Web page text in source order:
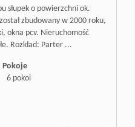
słupek o powierzchni ok.
zbudowany w 2000 roku,
okna pcv. Nieruchomość
Rozkład: Parter ...
Pokoje
6 pokoi